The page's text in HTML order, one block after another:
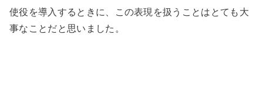
使役を導入するときに、この表現を扱うことはとても大
事なことだと思いました。